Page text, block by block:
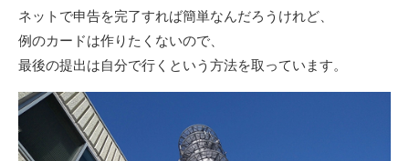
ネットで申告を完了すれば簡単なんだろうけれど、
例のカードは作りたくないので、
最後の提出は自分で行くという方法を取っています。